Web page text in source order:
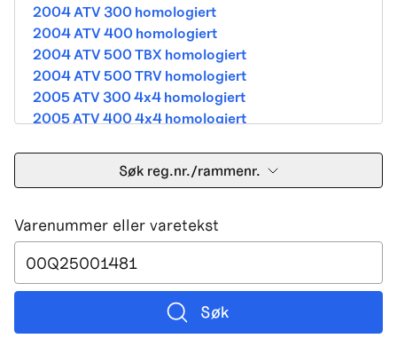
2004 ATV 300 homologiert
2004 ATV 400 homologiert
2004 ATV 500 TBX homologiert
2004 ATV 500 TRV homologiert
2005 ATV 300 4x4 homologiert
2005 ATV 400 4x4 homologiert
2005 ATV 500 TRV homologiert
2005 ATV 500i 4x4A homologiert
2005 DVX 400 street homologiert
2006 250 Utility Street Legal
2006 400 Street Legal
2006 400 3in1 Street Legal
2006 400 dvx street-2x4 homologated b390b
2006 500 4x4A Street Legal
Søk reg.nr./rammenr.
Varenummer eller varetekst
Søk